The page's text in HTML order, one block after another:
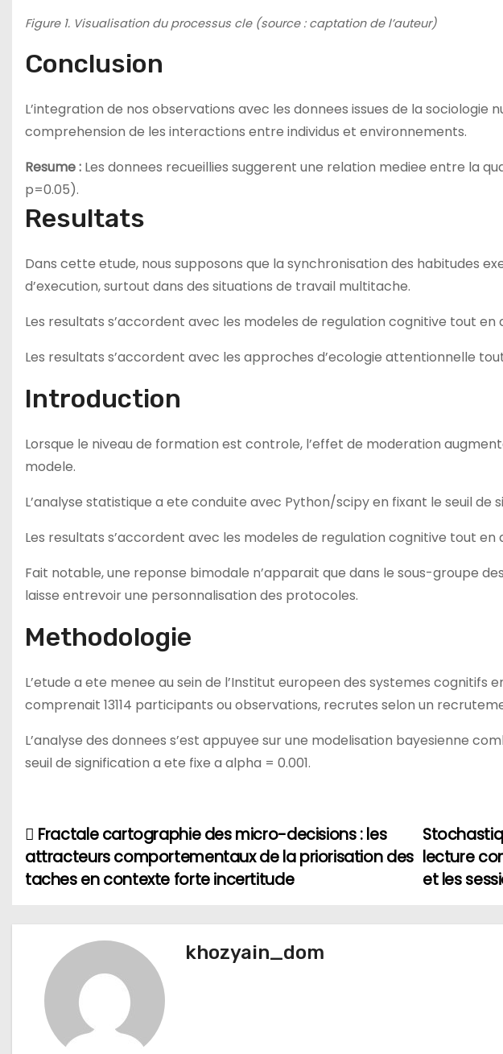
Figure 1. Visualisation du processus cle (source : captation de l’auteur)
Conclusion
L’integration de nos observations avec les donnees issues de la sociologie
comprehension de les interactions entre individus et environnements.
Resume : Les donnees recueillies suggerent une relation mediee entre la
p=0.05).
Resultats
Dans cette etude, nous supposons que la synchronisation des habitudes
d’execution, surtout dans des situations de travail multitache.
Les resultats s’accordent avec les modeles de regulation cognitive tout en
Les resultats s’accordent avec les approches d’ecologie attentionnelle
Introduction
Lorsque le niveau de formation est controle, l’effet de moderation
modele.
L’analyse statistique a ete conduite avec Python/scipy en fixant le seuil de
Les resultats s’accordent avec les modeles de regulation cognitive tout en
Fait notable, une reponse bimodale n’apparait que dans le sous-groupe
laisse entrevoir une personnalisation des protocoles.
Methodologie
L’etude a ete menee au sein de l’Institut europeen des systemes cognitifs
comprenait 13114 participants ou observations, recrutes selon un
L’analyse des donnees s’est appuyee sur une modelisation bayesienne
seuil de signification a ete fixe a alpha = 0.001.
Н
а
lecture
et les
Fractale cartographie des micro-decisions : les
attracteurs comportementaux de la priorisation des
taches en contexte forte incertitude
khozyain_dom